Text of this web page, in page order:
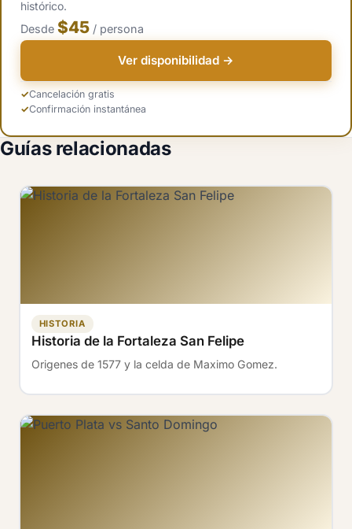
histórico.
Desde $45 / persona
Ver disponibilidad →
Cancelación gratis
Confirmación instantánea
Guías relacionadas
HISTORIA
Historia de la Fortaleza San Felipe
Origenes de 1577 y la celda de Maximo Gomez.